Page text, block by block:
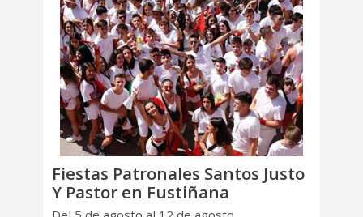
Fiestas Patronales Santos Justo
Y Pastor en Fustiñana